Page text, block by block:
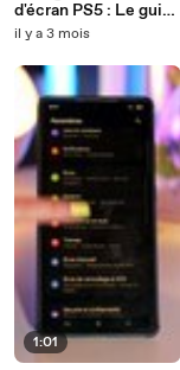
d'écran PS5 : Le guide
ultime pour un style
il y a 3 mois
1:01